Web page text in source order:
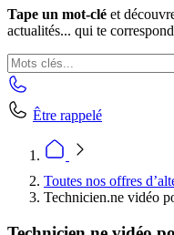
Tape un mot-clé et
actualités... qui te
Être rappelé
Toutes nos offres
Technicien.ne vidéo